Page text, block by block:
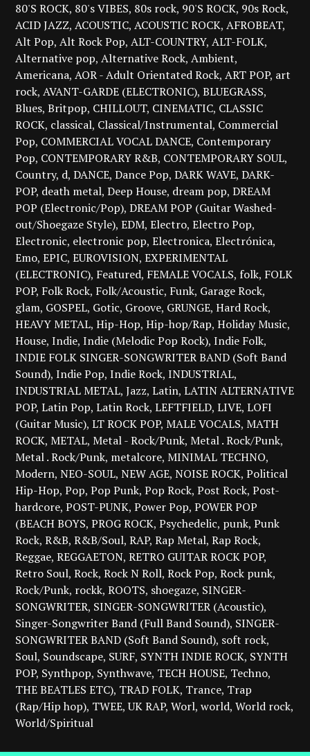
80'S ROCK 80's VIBES 80s rock 90'S ROCK 90s Rock
ACID JAZZ ACOUSTIC ACOUSTIC ROCK AFROBEAT
Alt Pop Alt Rock Pop ALT-COUNTRY ALT-FOLK
Alternative pop Alternative Rock Ambient
Americana AOR - Adult Orientated Rock ART POP art
rock AVANT-GARDE (ELECTRONIC) BLUEGRASS
Blues Britpop CHILLOUT CINEMATIC CLASSIC
ROCK classical Classical/Instrumental Commercial
Pop COMMERCIAL VOCAL DANCE Contemporary
Pop CONTEMPORARY R&B CONTEMPORARY SOUL
Country d DANCE Dance Pop DARK WAVE DARK-
POP death metal Deep House dream pop DREAM
POP (Electronic/Pop) DREAM POP (Guitar Washed-
out/Shoegaze Style) EDM Electro Electro Pop
Electronic electronic pop Electronica Electrónica
Emo EPIC EUROVISION EXPERIMENTAL
(ELECTRONIC) Featured FEMALE VOCALS folk FOLK
POP Folk Rock Folk/Acoustic Funk Garage Rock
glam GOSPEL Gotic Groove GRUNGE Hard Rock
HEAVY METAL Hip-Hop Hip-hop/Rap Holiday Music
House Indie Indie (Melodic Pop Rock) Indie Folk
INDIE FOLK SINGER-SONGWRITER BAND (Soft Band
Sound) Indie Pop Indie Rock INDUSTRIAL
INDUSTRIAL METAL Jazz Latin LATIN ALTERNATIVE
POP Latin Pop Latin Rock LEFTFIELD LIVE LOFI
(Guitar Music) LT ROCK POP MALE VOCALS MATH
ROCK METAL Metal - Rock/Punk Metal . Rock/Punk
Metal . Rock/Punk metalcore MINIMAL TECHNO
Modern NEO-SOUL NEW AGE NOISE ROCK Political
Hip-Hop Pop Pop Punk Pop Rock Post Rock Post-
hardcore POST-PUNK Power Pop POWER POP
(BEACH BOYS PROG ROCK Psychedelic punk Punk
Rock R&B R&B/Soul RAP Rap Metal Rap Rock
Reggae REGGAETON RETRO GUITAR ROCK POP
Retro Soul Rock Rock N Roll Rock Pop Rock punk
Rock/Punk rockk ROOTS shoegaze SINGER-
SONGWRITER SINGER-SONGWRITER (Acoustic)
Singer-Songwriter Band (Full Band Sound) SINGER-
SONGWRITER BAND (Soft Band Sound) soft rock
Soul Soundscape SURF SYNTH INDIE ROCK SYNTH
POP Synthpop Synthwave TECH HOUSE Techno
THE BEATLES ETC) TRAD FOLK Trance Trap
(Rap/Hip hop) TWEE UK RAP Worl world World rock
World/Spiritual